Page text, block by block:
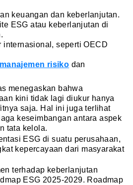
keuangan dan keberlanjutan.
ESG atau keberlanjutan di
internasional, seperti OECD
manajemen risiko dan
menegaskan bahwa
kini tidak lagi diukur hanya
saja. Hal ini juga terlihat
keseimbangan antara aspek
tata kelola.
ESG di suatu perusahaan,
kepercayaan dari masyarakat
terhadap keberlanjutan
ESG 2025-2029. Roadmap